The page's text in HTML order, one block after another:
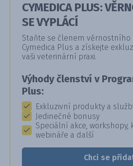
CYMEDICA PLUS:
SE VYPLÁCÍ
Staňte se členem věrnostního
Cymedica Plus a získejte
vaši veterinární praxi.
Výhody členství v
Plus:
Exkluzivní produkty a
Jedinečné bonusy
Speciální akce, workshopy,
webináře a další
Chci se